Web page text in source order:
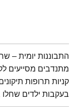
תמצית הפודקאסט
התבוננות יומית –
קניות תרופות
בעקבות ילדים שחלו